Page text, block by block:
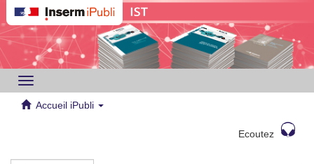
Toggle
navigation
Accueil iPubli
Ecoutez